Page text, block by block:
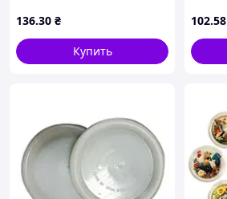
136.30 ₴
Купить
ШИЛЗ
102.58